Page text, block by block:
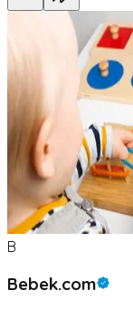
B
Bebek.com